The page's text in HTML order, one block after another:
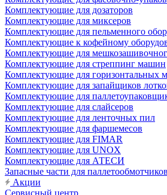
Комплектующие для дозаторов
Комплектующие для миксеров
Комплектующие для пельменного
Комплектующие к кофейному
Комплектующие для
Комплектующие для стреппинг машин
Комплектующие для горизонтальных
Комплектующие для запайщиков
Комплектующие для
Комплектующие для слайсеров
Комплектующие для ленточных пил
Комплектующие для фаршемесов
Комплектующие для FIMAR
Комплектующие для UNOX
Комплектующие для АТЕСИ
Запасные части для
Акции
Сервисный центр